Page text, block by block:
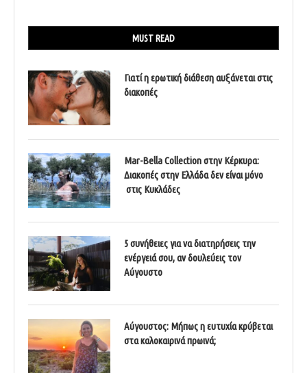
MUST READ
Γιατί η ερωτική διάθεση αυξάνεται στις
διακοπές
Mar-Bella Collection στην Κέρκυρα:
Διακοπές στην Ελλάδα δεν είναι μόνο
στις Κυκλάδες
5 συνήθειες για να διατηρήσεις την
ενέργειά σου, αν δουλεύεις τον
Αύγουστο
Αύγουστος: Μήπως η ευτυχία κρύβεται
στα καλοκαιρινά πρωινά;